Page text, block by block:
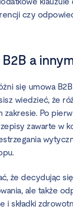
czy
a
się umowa
wiedzieć, że
zakresie. Po
zawarte w
że decydując
ale także
i składki